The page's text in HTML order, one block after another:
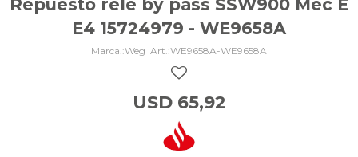
Repuesto relé by pass SSW900 Mec E
E4 15724979 - WE9658A
Weg | WE9658A-WE9658A
USD 65,92